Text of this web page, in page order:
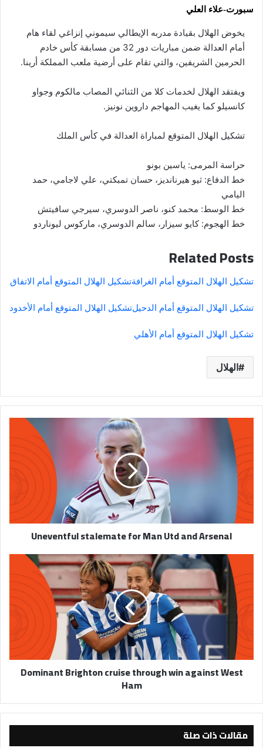
سبورت-علاء العلي
يخوض الهلال بقيادة مدربه الإيطالي سيموني إنزاغي لقاء هام
أمام العدالة ضمن مباريات دور 32 من مسابقة كأس خادم
الحرمين الشريفين، والتي تقام على أرضية ملعب المملكة أرينا.
ويفتقد الهلال لخدمات كلا من الثنائي المصاب مالكوم وجواو
كانسيلو كما يغيب المهاجم داروين نونيز.
تشكيل الهلال المتوقع لمباراة العدالة في كأس الملك
حراسة المرمى: ياسين بونو
خط الدفاع: ثيو هيرنانديز، حسان تمبكتي، علي لاجامي، حمد
اليامي
خط الوسط: محمد كنو، ناصر الدوسري، سيرجي سافيتش
خط الهجوم: كايو سيزار، سالم الدوسري، ماركوس ليوناردو
Related Posts
تشكيل الهلال المتوقع أمام الغرافةتشكيل الهلال المتوقع أمام الاتفاق
تشكيل الهلال المتوقع أمام الدحيلتشكيل الهلال المتوقع أمام الأخدود
تشكيل الهلال المتوقع أمام الأهلي
الهلال
Uneventful
stalemate
for
Man
Utd
Arsenal
Uneventful stalemate for Man Utd and Arsenal
Dominant
Brighton
cruise
through
win
West
Ham
Dominant Brighton cruise through win against West
Ham
مقالات ذات صلة